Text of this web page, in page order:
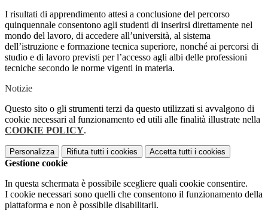
I risultati di apprendimento attesi a conclusione del percorso
quinquennale consentono agli studenti di inserirsi direttamente nel
mondo del lavoro, di accedere all’università, al sistema
dell’istruzione e formazione tecnica superiore, nonché ai percorsi di
studio e di lavoro previsti per l’accesso agli albi delle professioni
tecniche secondo le norme vigenti in materia.
Notizie
Questo sito o gli strumenti terzi da questo utilizzati si avvalgono di
cookie necessari al funzionamento ed utili alle finalità illustrate nella
COOKIE POLICY.
Personalizza Rifiuta tutti i cookies Accetta tutti i cookies
Gestione cookie
In questa schermata è possibile scegliere quali cookie consentire.
I cookie necessari sono quelli che consentono il funzionamento della
piattaforma e non è possibile disabilitarli.